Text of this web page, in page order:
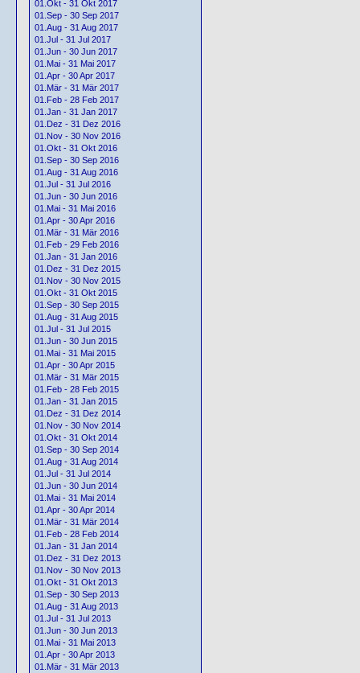
01.Okt - 31 Okt 2017
01.Sep - 30 Sep 2017
01.Aug - 31 Aug 2017
01.Jul - 31 Jul 2017
01.Jun - 30 Jun 2017
01.Mai - 31 Mai 2017
01.Apr - 30 Apr 2017
01.Mär - 31 Mär 2017
01.Feb - 28 Feb 2017
01.Jan - 31 Jan 2017
01.Dez - 31 Dez 2016
01.Nov - 30 Nov 2016
01.Okt - 31 Okt 2016
01.Sep - 30 Sep 2016
01.Aug - 31 Aug 2016
01.Jul - 31 Jul 2016
01.Jun - 30 Jun 2016
01.Mai - 31 Mai 2016
01.Apr - 30 Apr 2016
01.Mär - 31 Mär 2016
01.Feb - 29 Feb 2016
01.Jan - 31 Jan 2016
01.Dez - 31 Dez 2015
01.Nov - 30 Nov 2015
01.Okt - 31 Okt 2015
01.Sep - 30 Sep 2015
01.Aug - 31 Aug 2015
01.Jul - 31 Jul 2015
01.Jun - 30 Jun 2015
01.Mai - 31 Mai 2015
01.Apr - 30 Apr 2015
01.Mär - 31 Mär 2015
01.Feb - 28 Feb 2015
01.Jan - 31 Jan 2015
01.Dez - 31 Dez 2014
01.Nov - 30 Nov 2014
01.Okt - 31 Okt 2014
01.Sep - 30 Sep 2014
01.Aug - 31 Aug 2014
01.Jul - 31 Jul 2014
01.Jun - 30 Jun 2014
01.Mai - 31 Mai 2014
01.Apr - 30 Apr 2014
01.Mär - 31 Mär 2014
01.Feb - 28 Feb 2014
01.Jan - 31 Jan 2014
01.Dez - 31 Dez 2013
01.Nov - 30 Nov 2013
01.Okt - 31 Okt 2013
01.Sep - 30 Sep 2013
01.Aug - 31 Aug 2013
01.Jul - 31 Jul 2013
01.Jun - 30 Jun 2013
01.Mai - 31 Mai 2013
01.Apr - 30 Apr 2013
01.Mär - 31 Mär 2013